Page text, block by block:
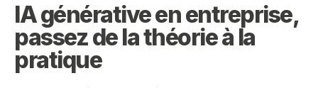
IA générative en entreprise,
passez de la théorie à la
pratique